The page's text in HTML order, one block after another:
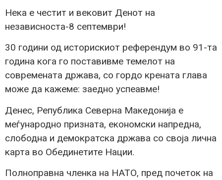
Нека е честит и вековит Денот на
независноста-8 септември!
30 години од историскиот референдум во 91-та
година кога го поставивме темелот на
современата држава, со гордо крената глава
може да кажеме: заедно успеавме!
Денес, Република Северна Македонија е
меѓународно призната, економски напредна,
слободна и демократска држава со своја лична
карта во Обединетите Нации.
Полноправна членка на НАТО, пред почеток на